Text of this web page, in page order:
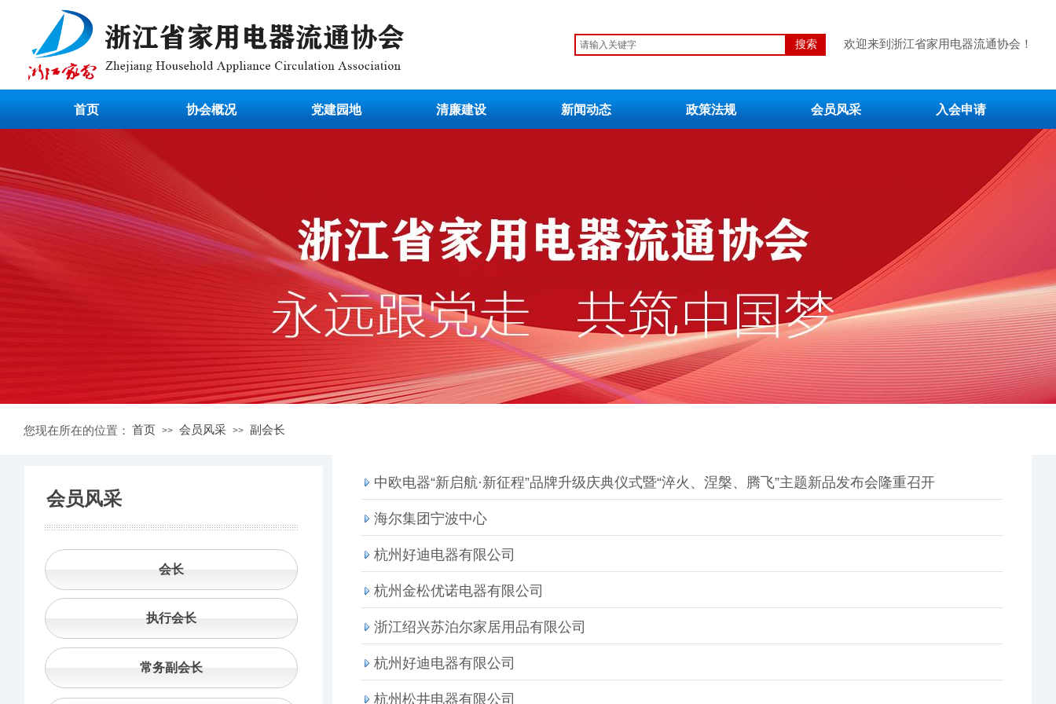
欢迎来到浙江省家用电器流通协会！
搜索
首页 协会概况 党建园地 清廉建设 新闻动态 政策法规 会员风采 入会申请
您现在所在的位置： 首页 >> 会员风采 >> 副会长
中欧电器“新启航·新征程”品牌升级庆典仪式暨“淬火、涅槃、腾飞”主题新品发布会隆重召开
海尔集团宁波中心
杭州好迪电器有限公司
杭州金松优诺电器有限公司
浙江绍兴苏泊尔家居用品有限公司
杭州好迪电器有限公司
杭州松井电器有限公司
会长
会员风采
常务副会长
执行会长